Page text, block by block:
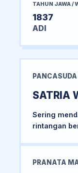
TAHUN JAWA /
1837
ADI
SATRIA
Sering
rintangan
PRANATA